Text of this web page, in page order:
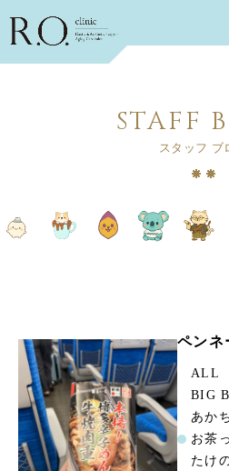
STAFF
スタッフ ブ
ペンネ
ALL
BIG
あか
お茶
たけ